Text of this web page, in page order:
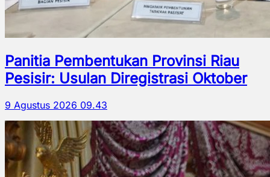
Panitia Pembentukan Provinsi Riau
Pesisir: Usulan Diregistrasi Oktober
9 Agustus 2026 09.43